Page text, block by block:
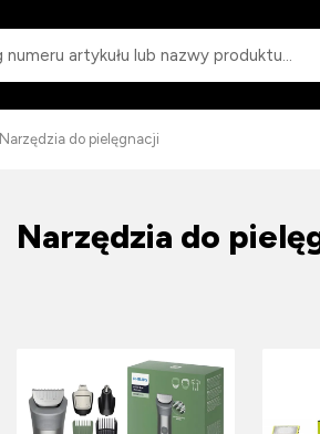
Narzędzia do pielęgnacji
Narzędzia do